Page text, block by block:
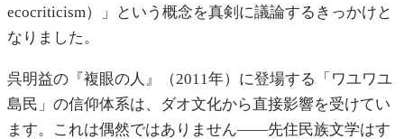
ecocriticism）」という概念を真剣に議論するきっかけと
なりました。
呉明益の『複眼の人』（2011年）に登場する「ワユワユ
島民」の信仰体系は、ダオ文化から直接影響を受けてい
ます。これは偶然ではありません——先住民族文学はす